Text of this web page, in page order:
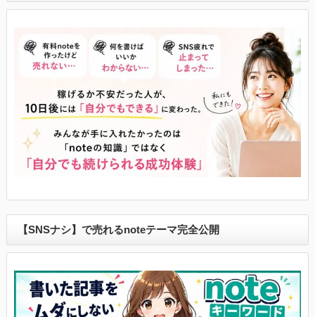
【SNSナシ】で売れるnoteテーマ完全公開